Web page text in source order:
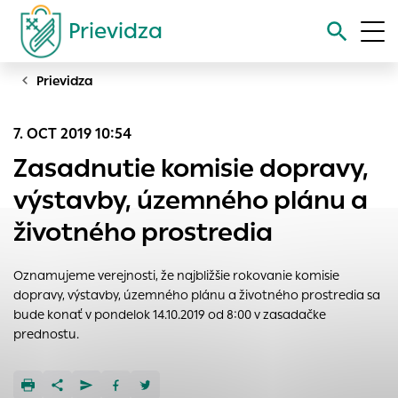
Prievidza
Vyhľadávanie
Prievidza
7. OCT 2019 10:54
Zasadnutie komisie dopravy,
výstavby, územného plánu a
životného prostredia
Oznamujeme verejnosti, že najbližšie rokovanie komisie
dopravy, výstavby, územného plánu a životného prostredia sa
bude konať v pondelok 14.10.2019 od 8:00 v zasadačke
prednostu.
Nastavenie cookies
Cookies sú malé súbory, do ktorých webové stránky môžu
ukladať informácie o vašej aktivite a preferenciách.
Používajú sa napríklad k tomu, aby si webový prehliadač
zapamätoval Vaše prihlásenie alebo aby sa uložila Vaša
voľba v tomto okne.
Vyberte úroveň cookies, ktorú chcete povoliť
Technické cookies
umožňujú základné funkcie, ako je navigácia na stránke a